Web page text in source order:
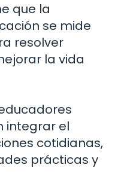
que la
se mide
resolver
la vida
integrar el
cotidianas,
prácticas y